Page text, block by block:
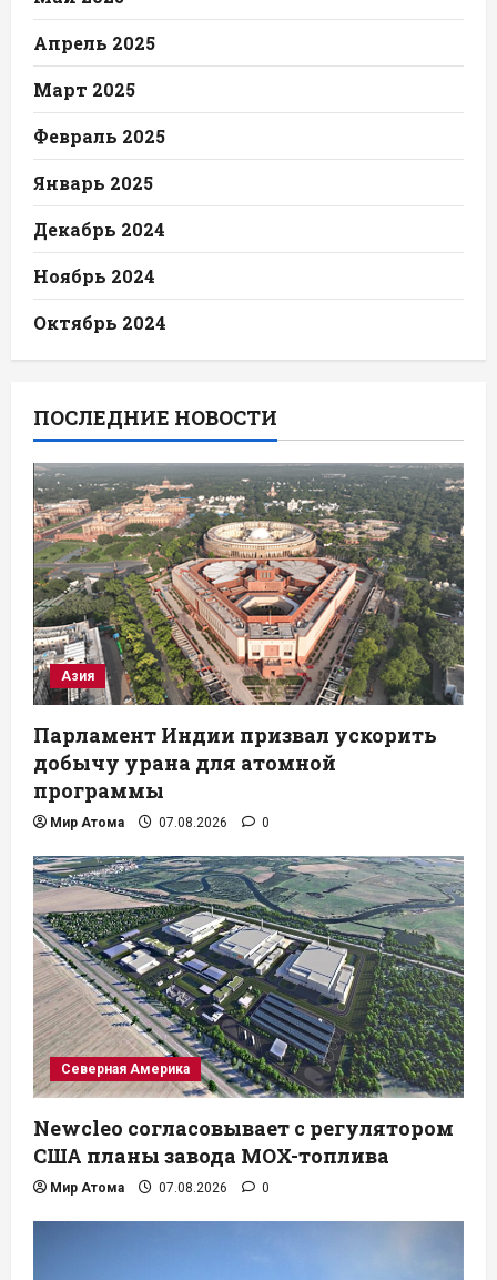
Апрель 2025
Март 2025
Февраль 2025
Январь 2025
Декабрь 2024
Ноябрь 2024
Октябрь 2024
ПОСЛЕДНИЕ НОВОСТИ
Азия
Парламент Индии призвал ускорить
добычу урана для атомной
программы
Мир Атома 07.08.2026 0
Северная Америка
Newcleo согласовывает с регулятором
США планы завода MOX-топлива
Мир Атома 07.08.2026 0